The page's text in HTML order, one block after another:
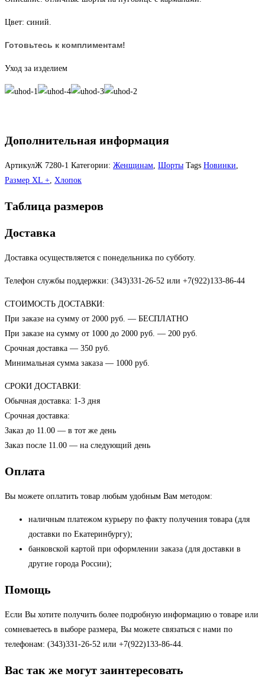
Цвет: синий.
Готовьтесь к комплиментам!
Уход за изделием
Дополнительная информация
АртикулЖ 7280-1 Категории: Женщинам, Шорты Tags Новинки,
Размер XL +, Хлопок
Таблица размеров
Доставка
Доставка осуществляется с понедельника по субботу.
Телефон службы поддержки: (343)331-26-52 или +7(922)133-86-44
СТОИМОСТЬ ДОСТАВКИ:
При заказе на сумму от 2000 руб. — БЕСПЛАТНО
При заказе на сумму от 1000 до 2000 руб. — 200 руб.
Срочная доставка — 350 руб.
Минимальная сумма заказа — 1000 руб.
СРОКИ ДОСТАВКИ:
Обычная доставка: 1-3 дня
Срочная доставка:
Заказ до 11.00 — в тот же день
Заказ после 11.00 — на следующий день
Оплата
Вы можете оплатить товар любым удобным Вам методом:
наличным платежом курьеру по факту получения товара (для
доставки по Екатеринбургу);
банковской картой при оформлении заказа (для доставки в
другие города России);
Помощь
Если Вы хотите получить более подробную информацию о товаре или
сомневаетесь в выборе размера, Вы можете связаться с нами по
телефонам: (343)331-26-52 или +7(922)133-86-44.
Вас так же могут заинтересовать